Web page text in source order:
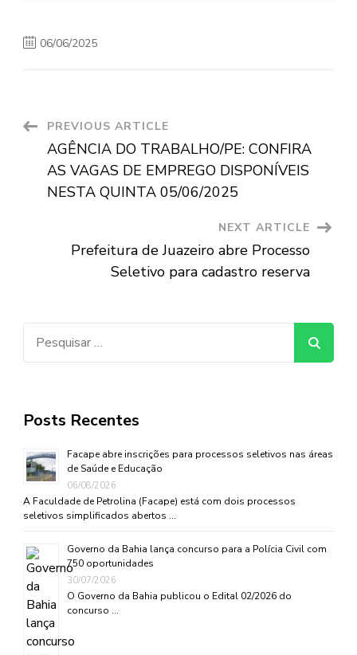
06/06/2025
Post
Navigation
PREVIOUS ARTICLE
AGÊNCIA DO TRABALHO/PE: CONFIRA
AS VAGAS DE EMPREGO DISPONÍVEIS
NESTA QUINTA 05/06/2025
NEXT ARTICLE
Prefeitura de Juazeiro abre Processo
Seletivo para cadastro reserva
Posts Recentes
Facape abre inscrições para processos seletivos nas áreas
de Saúde e Educação
06/08/2026
A Faculdade de Petrolina (Facape) está com dois processos
seletivos simplificados abertos …
Governo da Bahia lança concurso para a Polícia Civil com
750 oportunidades
30/07/2026
O Governo da Bahia publicou o Edital 02/2026 do
concurso …